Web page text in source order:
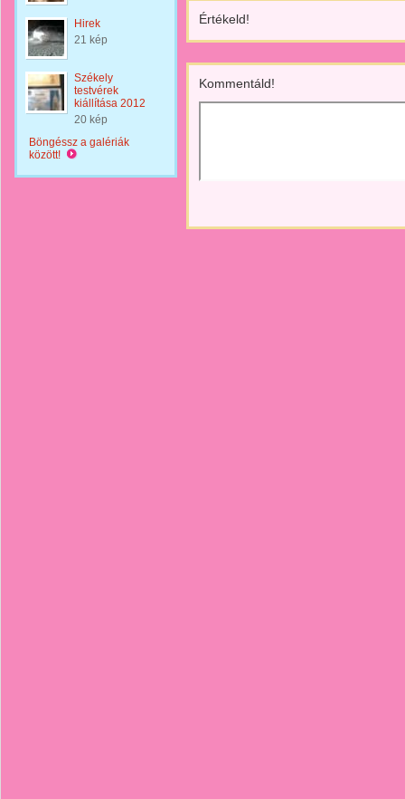
Hirek
21 kép
Székely
testvérek
kiállítása 2012
20 kép
Böngéssz a galériák
között!
Értékeld!
Kommentáld!